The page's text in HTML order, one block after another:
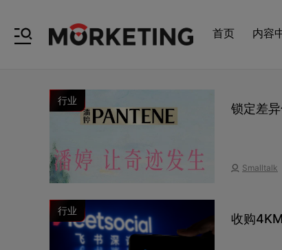
首页 内容
行业
锁定差
Smalltalk
行业
收购